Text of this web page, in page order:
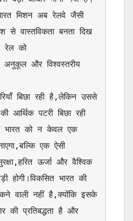
मिशन अब रेलवे जैसी
से वास्तविकता बनता दिख
रेल को
अनुकूल और विश्वस्तरीय
आर्थिक पटरी बिछा रही
भारत को न केवल एक
एक ऐसी
ऊर्जा और वैश्विक
होगी।विकसित भारत की
वाली नहीं है,क्योंकि इसके
की प्रतिबद्धता है और